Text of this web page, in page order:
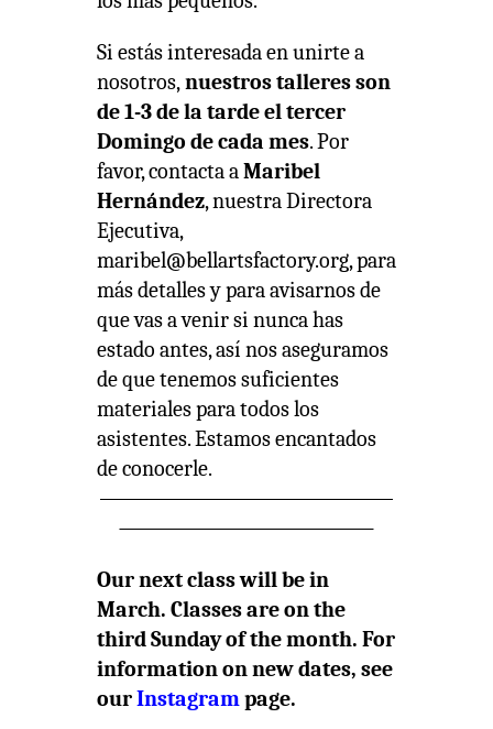
Si estás interesada en unirte a
nosotros,nuestros talleres son
de 1-3 de la tarde el tercer
Domingo de cada mes. Por
favor, contacta aMaribel
Hernández, nuestra Directora
Ejecutiva,
maribel@bellartsfactory.org, para
más detalles y para avisarnos de
que vas a venir si nunca has
estado antes, así nos aseguramos
de que tenemos suficientes
materiales para todos los
asistentes. Estamos encantados
de conocerle.
--------------------------------------
---------------------------------
Our next class will be in
March. Classes are on the
third Sunday of the month. For
information on new dates, see
ourInstagrampage.